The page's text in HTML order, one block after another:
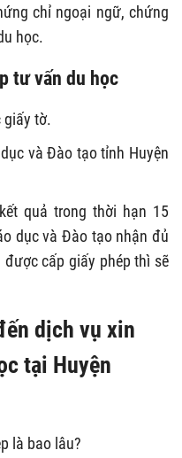
chỉ ngoại ngữ, chứng
học.
tư vấn du học
giấy tờ.
và Đào tạo tỉnh Huyện
quả trong thời hạn 15
dục và Đào tạo nhận đủ
cấp giấy phép thì sẽ
dịch vụ xin
tại Huyện
là bao lâu?